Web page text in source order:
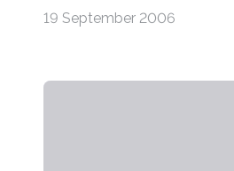
19 September 2006